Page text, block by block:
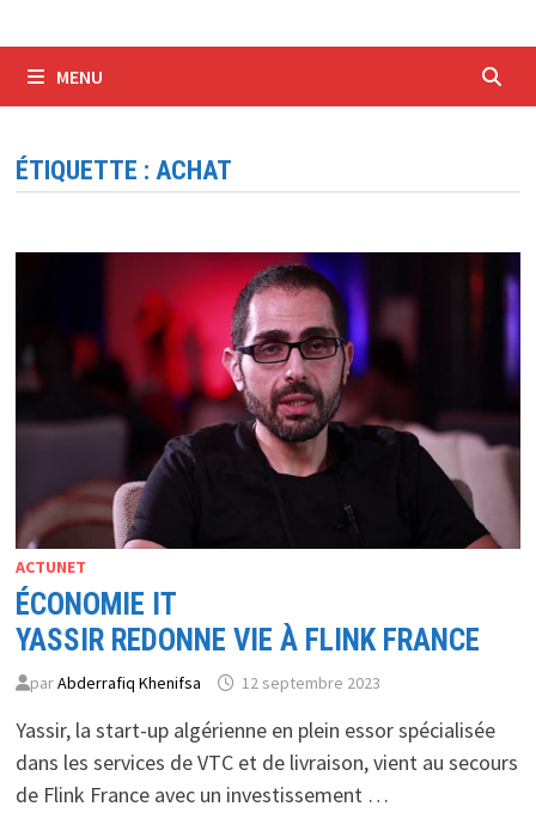
MENU
ÉTIQUETTE : ACHAT
ACTUNET
ÉCONOMIE IT
YASSIR REDONNE VIE À FLINK FRANCE
parAbderrafiq Khenifsa 12 septembre 2023
Yassir, la start-up algérienne en plein essor spécialisée
dans les services de VTC et de livraison, vient au secours
de Flink France avec un investissement …